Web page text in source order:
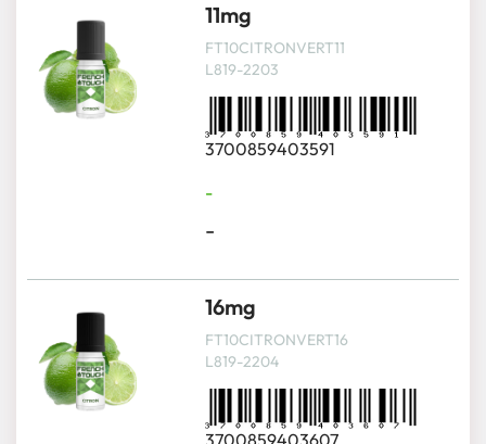
11mg
FT10CITRONVERT11
L819-2203
3700859403591
-
-
16mg
FT10CITRONVERT16
L819-2204